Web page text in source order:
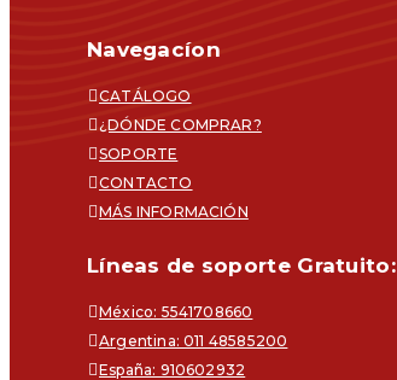
Navegacíon
CATÁLOGO
¿DÓNDE COMPRAR?
SOPORTE
CONTACTO
MÁS INFORMACIÓN
Líneas de soporte Gratuito:
México: 5541708660
Argentina: 011 48585200
España: 910602932